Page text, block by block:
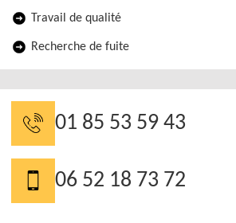
Travail de qualité
Recherche de fuite
01 85 53 59 43
06 52 18 73 72